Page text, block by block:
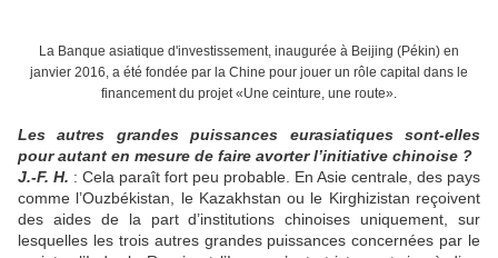
La Banque asiatique d'investissement, inaugurée à Beijing (Pékin) en
janvier 2016, a été fondée par la Chine pour jouer un rôle capital dans le
financement du projet «Une ceinture, une route».
Les autres grandes puissances eurasiatiques sont-elles
pour autant en mesure de faire avorter l’initiative chinoise ?
J.-F. H. : Cela paraît fort peu probable. En Asie centrale, des pays
comme l’Ouzbékistan, le Kazakhstan ou le Kirghizistan reçoivent
des aides de la part d’institutions chinoises uniquement, sur
lesquelles les trois autres grandes puissances concernées par le